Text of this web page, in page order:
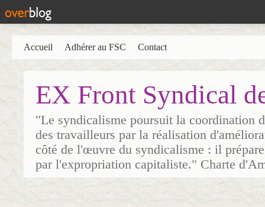
EX Front Syndical
"Le syndicalisme poursuit la coordination
des travailleurs par la réalisation
côté de l'œuvre du syndicalisme : il
par l'expropriation capitaliste." Charte
Accueil Adhérer au FSC Contact